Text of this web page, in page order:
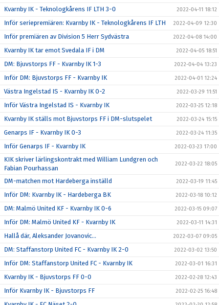
Kvarnby IK - Teknologkårens IF LTH 3-0 2022-04-11 18:12
Inför seriepremiären: Kvarnby IK - Teknologkårens IF LTH 2022-04-09 12:30
Inför premiären av Division 5 Herr Sydvästra 2022-04-08 14:00
Kvarnby IK tar emot Svedala IF i DM 2022-04-05 18:51
DM: Bjuvstorps FF - Kvarnby IK 1-3 2022-04-04 13:23
Inför DM: Bjuvstorps FF - Kvarnby IK 2022-04-01 12:24
Västra Ingelstad IS - Kvarnby IK 0-2 2022-03-29 11:51
Inför Västra Ingelstad IS - Kvarnby IK 2022-03-25 12:18
Kvarnby IK ställs mot Bjuvstorps FF i DM-slutspelet 2022-03-24 15:15
Genarps IF - Kvarnby IK 0-3 2022-03-24 11:35
Inför Genarps IF - Kvarnby IK 2022-03-23 17:00
KIK skriver lärlingskontrakt med William Lundgren och
Fabian Pourhassan
2022-03-22 18:05
DM-matchen mot Hardeberga inställd 2022-03-19 11:45
Inför DM: Kvarnby IK - Hardeberga BK 2022-03-18 10:12
DM: Malmö United KF - Kvarnby IK 0-6 2022-03-15 09:07
Inför DM: Malmö United KF - Kvarnby IK 2022-03-11 14:31
Hallå där, Aleksander Jovanovic... 2022-03-07 09:05
DM: Staffanstorp United FC - Kvarnby IK 2-0 2022-03-02 13:50
Inför DM: Staffanstorp United FC - Kvarnby IK 2022-03-01 16:31
Kvarnby IK - Bjuvstorps FF 0-0 2022-02-28 12:43
Inför Kvarnby IK - Bjuvstorps FF 2022-02-25 16:48